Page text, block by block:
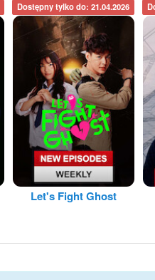
Dostępny tylko do: 21.04.2026
Let's Fight Ghost